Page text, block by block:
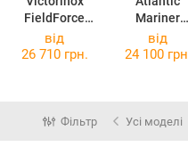
FieldForce
Sport GMT
V241897
Mariner
U
від
26 710 грн.
від
24 100
Фільтр Усі моделі